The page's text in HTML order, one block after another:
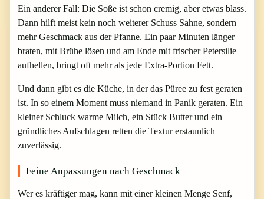
Ein anderer Fall: Die Soße ist schon cremig, aber etwas blass.
Dann hilft meist kein noch weiterer Schuss Sahne, sondern
mehr Geschmack aus der Pfanne. Ein paar Minuten länger
braten, mit Brühe lösen und am Ende mit frischer Petersilie
aufhellen, bringt oft mehr als jede Extra-Portion Fett.
Und dann gibt es die Küche, in der das Püree zu fest geraten
ist. In so einem Moment muss niemand in Panik geraten. Ein
kleiner Schluck warme Milch, ein Stück Butter und ein
gründliches Aufschlagen retten die Textur erstaunlich
zuverlässig.
Feine Anpassungen nach Geschmack
Wer es kräftiger mag, kann mit einer kleinen Menge Senf,